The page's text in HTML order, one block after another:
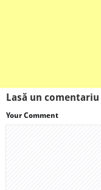
Lasă un comentariu
Your Comment